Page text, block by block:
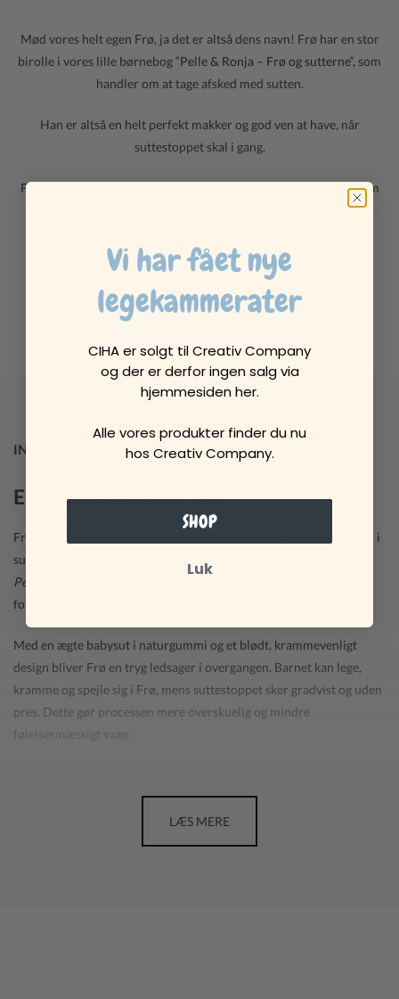
Mød vores helt egen Frø, ja det er altså dens navn! Frø har en stor
birolle i vores lille børnebog “Pelle & Ronja – Frø og sutterne“, som
handler om at tage afsked med sutten.
Han er altså en helt perfekt makker og god ven at have, når
suttestoppet skal i gang.
Frø har ris i rumpen, så han kan sidde selv. Derudover har han om
halsen en ægte babysut i naturgummi som den også kan få i
INFORMATION
En tryg og velkendt ven
Frø med sut er en blød stofbamse, der er udviklet til at støtte børn i
suttestop på en tryg og genkendelig måde. Frø kendes fra bogen
Pelle & Ronja – Frø og sutterne
fortælling og virkelighed, når barnet selv skal sige farvel til sutten.
Med en ægte babysut i naturgummi og et blødt, krammevenligt
design bliver Frø en tryg ledsager i overgangen. Barnet kan lege,
kramme og spejle sig i Frø, mens suttestoppet sker gradvist og uden
pres. Dette gør processen mere overskuelig og mindre
følelsesmæssigt svær.
sammen med højtlæsning, dialog og gentagelse. Bamsen
understøtter barnets følelsesmæssige udvikling og hjælper barnet
med at håndtere forandring og afsked på en nænsom måde.
LÆS MERE
Vi har fået nye
legekammerater
CIHA er solgt til Creativ Company
og der er derfor ingen salg via
hjemmesiden her.
Alle vores produkter finder du nu
hos Creativ Company.
SHOP
Luk